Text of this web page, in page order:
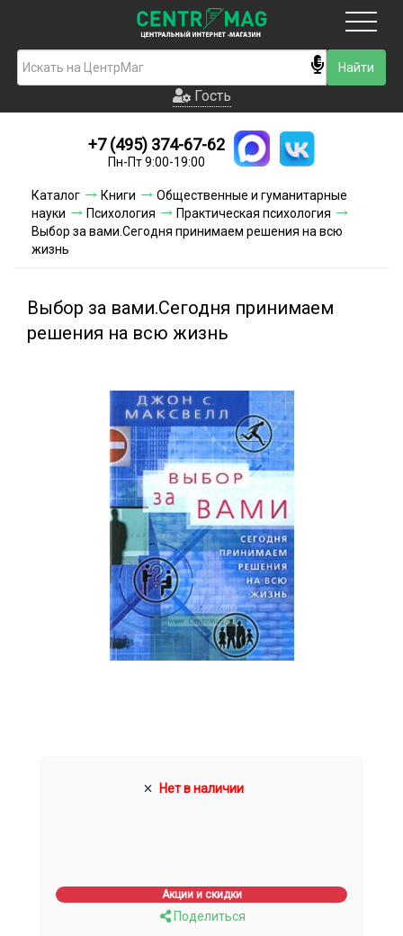
Гость
Новинки
Условия доставки
Условия оплаты
Акции и скидки
Гость
+7 (495) 374-67-62
Пн-Пт 9:00-19:00
Каталог Книги
Общественные и гуманитарные
науки
Психология
Практическая психология
Выбор за вами.Сегодня принимаем решения на всю
жизнь
Выбор за вами.Сегодня принимаем
решения на всю жизнь
Нет в наличии
Акции и скидки
Поделиться